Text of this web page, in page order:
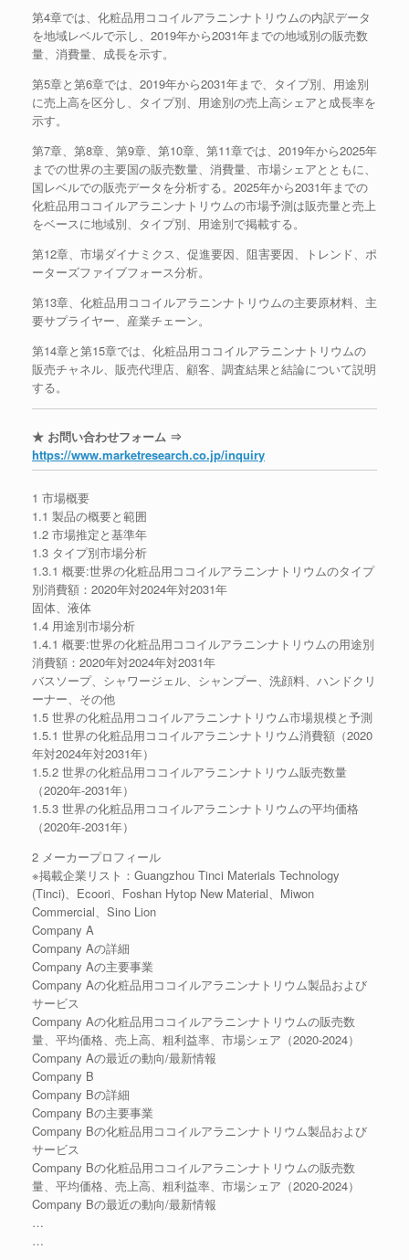
第4章では、化粧品用ココイルアラニンナトリウムの内訳データ
を地域レベルで示し、2019年から2031年までの地域別の販売数
量、消費量、成長を示す。
第5章と第6章では、2019年から2031年まで、タイプ別、用途別
に売上高を区分し、タイプ別、用途別の売上高シェアと成長率を
示す。
第7章、第8章、第9章、第10章、第11章では、2019年から2025年
までの世界の主要国の販売数量、消費量、市場シェアとともに、
国レベルでの販売データを分析する。2025年から2031年までの
化粧品用ココイルアラニンナトリウムの市場予測は販売量と売上
をベースに地域別、タイプ別、用途別で掲載する。
第12章、市場ダイナミクス、促進要因、阻害要因、トレンド、ポ
ーターズファイブフォース分析。
第13章、化粧品用ココイルアラニンナトリウムの主要原材料、主
要サプライヤー、産業チェーン。
第14章と第15章では、化粧品用ココイルアラニンナトリウムの
販売チャネル、販売代理店、顧客、調査結果と結論について説明
する。
★ お問い合わせフォーム ⇒
https://www.marketresearch.co.jp/inquiry
1 市場概要
1.1 製品の概要と範囲
1.2 市場推定と基準年
1.3 タイプ別市場分析
1.3.1 概要:世界の化粧品用ココイルアラニンナトリウムのタイプ
別消費額：2020年対2024年対2031年
固体、液体
1.4 用途別市場分析
1.4.1 概要:世界の化粧品用ココイルアラニンナトリウムの用途別
消費額：2020年対2024年対2031年
バスソープ、シャワージェル、シャンプー、洗顔料、ハンドクリ
ーナー、その他
1.5 世界の化粧品用ココイルアラニンナトリウム市場規模と予測
1.5.1 世界の化粧品用ココイルアラニンナトリウム消費額（2020
年対2024年対2031年）
1.5.2 世界の化粧品用ココイルアラニンナトリウム販売数量
（2020年-2031年）
1.5.3 世界の化粧品用ココイルアラニンナトリウムの平均価格
（2020年-2031年）
2 メーカープロフィール
※掲載企業リスト：Guangzhou Tinci Materials Technology
(Tinci)、Ecoori、Foshan Hytop New Material、Miwon
Commercial、Sino Lion
Company A
Company Aの詳細
Company Aの主要事業
Company Aの化粧品用ココイルアラニンナトリウム製品および
サービス
Company Aの化粧品用ココイルアラニンナトリウムの販売数
量、平均価格、売上高、粗利益率、市場シェア（2020-2024）
Company Aの最近の動向/最新情報
Company B
Company Bの詳細
Company Bの主要事業
Company Bの化粧品用ココイルアラニンナトリウム製品および
サービス
Company Bの化粧品用ココイルアラニンナトリウムの販売数
量、平均価格、売上高、粗利益率、市場シェア（2020-2024）
Company Bの最近の動向/最新情報
…
…